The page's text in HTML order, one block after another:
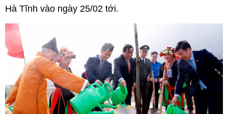
Hà Tĩnh vào ngày 25/02 tới.